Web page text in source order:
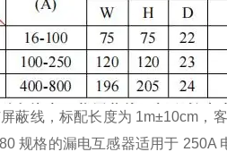
线，标配长度为 1m±10cm，客
规格的漏电互感器适用于